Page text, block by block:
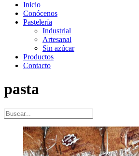
Inicio
Conócenos
Pastelería
Industrial
Artesanal
Sin azúcar
Productos
Contacto
pasta